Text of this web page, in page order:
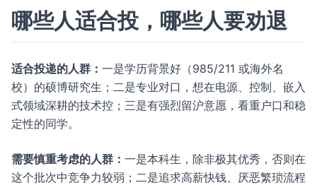
哪些人适合投，哪些人要劝退
适合投递的人群： 一是学历背景好（985/211 或海外名
校）的硕博研究生；二是专业对口，想在电源、控制、嵌入
式领域深耕的技术控；三是有强烈留沪意愿，看重户口和稳
定性的同学。
需要慎重考虑的人群： 一是本科生，除非极其优秀，否则在
这个批次中竞争力较弱；二是追求高薪快钱、厌恶繁琐流程